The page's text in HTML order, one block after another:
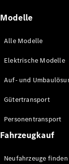
Alle
Tourer
Benz
Modelle
Alle Modelle
Elektrische Modelle
Auf- und
Gütertransport
Personentransport
Fahrzeugkauf
Neufahrzeuge finden